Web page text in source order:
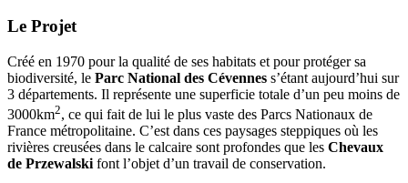
Le Projet
Créé en 1970 pour la qualité de ses habitats et pour protéger sa
biodiversité, le Parc National des Cévennes s’étant aujourd’hui sur
3 départements. Il représente une superficie totale d’un peu moins de
3000km2, ce qui fait de lui le plus vaste des Parcs Nationaux de
France métropolitaine. C’est dans ces paysages steppiques où les
rivières creusées dans le calcaire sont profondes que les Chevaux
de Przewalski font l’objet d’un travail de conservation.